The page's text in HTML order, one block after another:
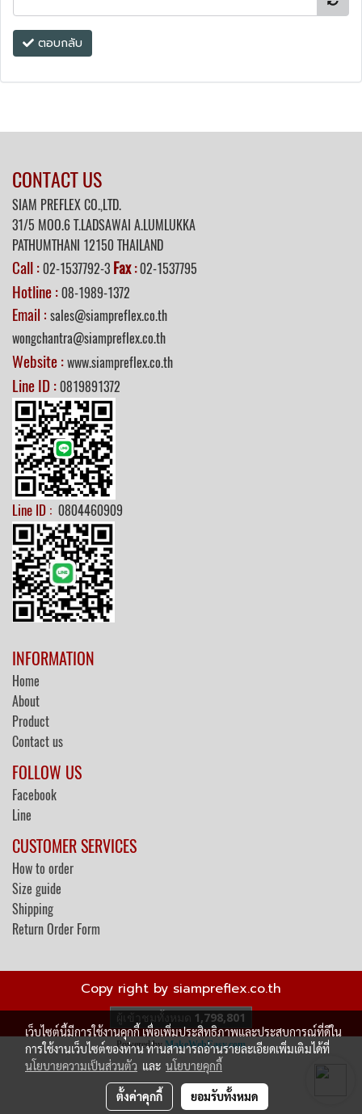
ตอบกลับ
CONTACT US
SIAM PREFLEX CO.,LTD.
31/5 MOO.6 T.LADSAWAI A.LUMLUKKA
PATHUMTHANI 12150 THAILAND
Call :02-1537792-3 Fax:02-1537795
Hotline :08-1989-1372
Email : sales@siampreflex.co.th
wongchantra@siampreflex.co.th
Website :www.siampreflex.co.th
Line ID :0819891372
Line ID : 0804460909
INFORMATION
Home
About
Product
Contact us
FOLLOW US
Facebook
Line
CUSTOMER SERVICES
How to order
Size guide
Shipping
Return Order Form
Copy right by siampreflex.co.th
ผู้เข้าชมวันนี้ 413
Powered byMakeWebEasy.com
เว็บไซต์นี้มีการใช้งานคุกกี้ เพื่อเพิ่มประสิทธิภาพและประสบการณ์ที่ดีใน
การใช้งานเว็บไซต์ของท่าน ท่านสามารถอ่านรายละเอียดเพิ่มเติมได้ที่
นโยบายความเป็นส่วนตัว และ นโยบายคุกกี้
ตั้งค่าคุกกี้ ยอมรับทั้งหมด